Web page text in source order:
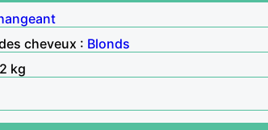
cheveux : Blonds
kg